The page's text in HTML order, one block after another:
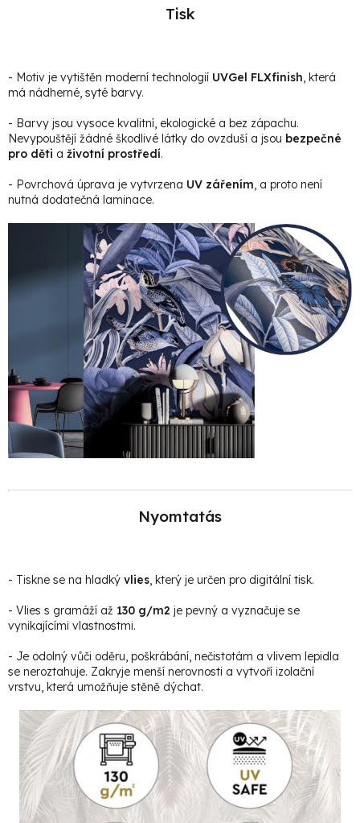
Tisk
- Motiv je vytištěn moderní technologií UVGel FLXfinish, která
má nádherné, syté barvy.
- Barvy jsou vysoce kvalitní, ekologické a bez zápachu.
Nevypouštějí žádné škodlivé látky do ovzduší a jsou bezpečné
pro děti a životní prostředí.
- Povrchová úprava je vytvrzena UV zářením, a proto není
nutná dodatečná laminace.
Nyomtatás
- Tiskne se na hladký vlies, který je určen pro digitální tisk.
- Vlies s gramáží až 130 g/m2 je pevný a vyznačuje se
vynikajícími vlastnostmi.
- Je odolný vůči oděru, poškrábání, nečistotám a vlivem lepidla
se neroztahuje. Zakryje menší nerovnosti a vytvoří izolační
vrstvu, která umožňuje stěně dýchat.